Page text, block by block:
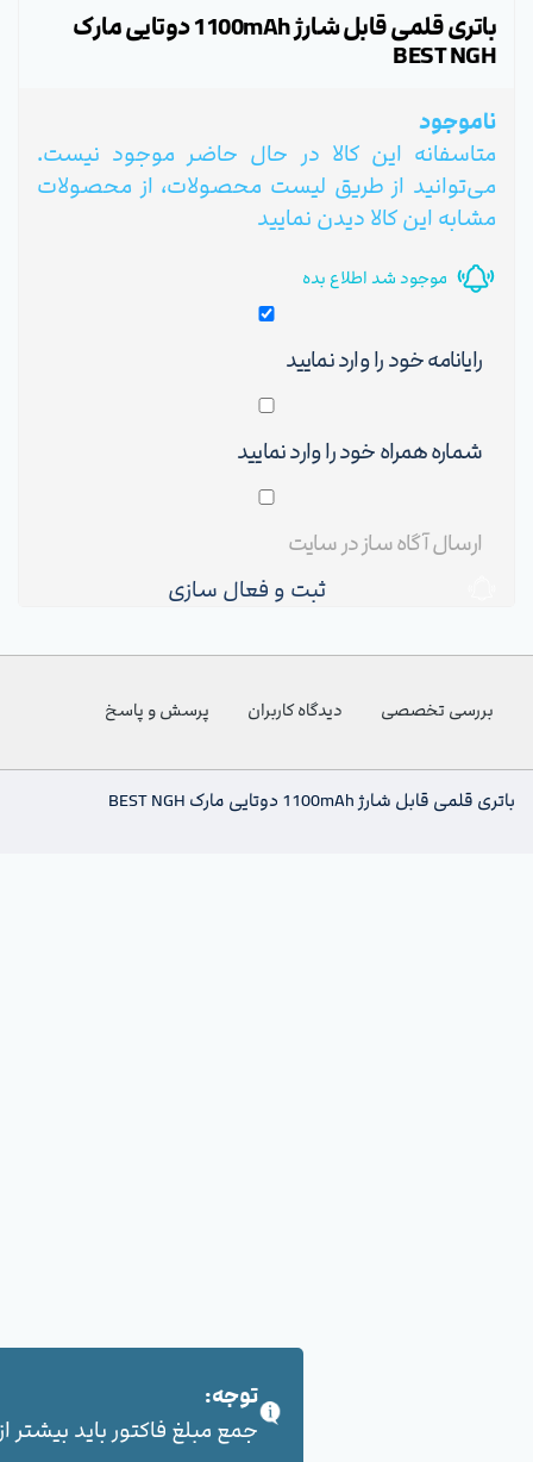
توجه:
جمع مبلغ فاکتور باید بیشتر از 100,000 هزار تومان
باتری قلمی قابل شارژ 1100mAh دوتایی مارک
BEST NGH
ناموجود
متاسفانه این کالا در حال حاضر موجود نیست.
می‌توانید از طریق لیست محصولات، از محصولات
مشابه این کالا دیدن نمایید
موجود شد اطلاع بده
ثبت و فعال سازی
بررسی تخصصی دیدگاه کاربران پرسش و پاسخ
باتری قلمی قابل شارژ 1100mAh دوتایی مارک BEST NGH